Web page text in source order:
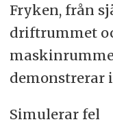
Fryken, från
driftrummet
demonstrerar
Simulerar fel